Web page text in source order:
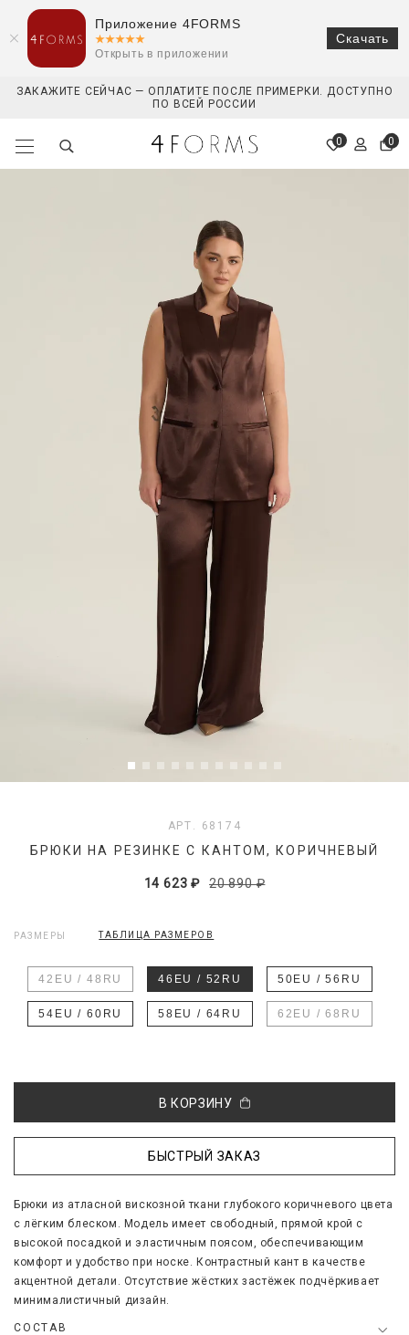
ЗАКАЖИТЕ СЕЙЧАС — ОПЛАТИТЕ ПОСЛЕ ПРИМЕРКИ. ДОСТУПНО
ПО ВСЕЙ РОССИИ
0 0
АРТ. 68174
БРЮКИ НА РЕЗИНКЕ С КАНТОМ, КОРИЧНЕВЫЙ
14 623 ₽ 20 890 ₽
РАЗМЕРЫ ТАБЛИЦА РАЗМЕРОВ
42EU / 48RU 46EU / 52RU 50EU / 56RU
54EU / 60RU 58EU / 64RU 62EU / 68RU
В КОРЗИНУ
БЫСТРЫЙ ЗАКАЗ
Брюки из атласной вискозной ткани глубокого коричневого цвета
с лёгким блеском. Модель имеет свободный, прямой крой с
высокой посадкой и эластичным поясом, обеспечивающим
комфорт и удобство при носке. Контрастный кант в качестве
акцентной детали. Отсутствие жёстких застёжек подчёркивает
минималистичный дизайн.
СОСТАВ
Приложение 4FORMS
Открыть в приложении
Скачать